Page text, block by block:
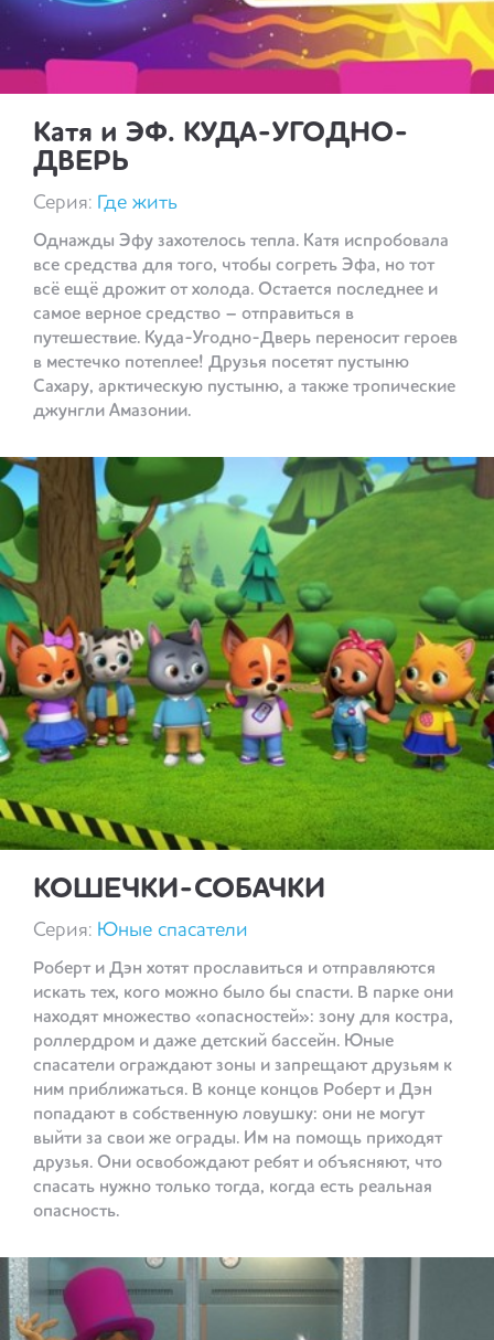
Катя и ЭФ. КУДА-УГОДНО-
ДВЕРЬ
Серия: Где жить
Однажды Эфу захотелось тепла. Катя испробовала
все средства для того, чтобы согреть Эфа, но тот
всё ещё дрожит от холода. Остается последнее и
самое верное средство – отправиться в
путешествие. Куда-Угодно-Дверь переносит героев
в местечко потеплее! Друзья посетят пустыню
Сахару, арктическую пустыню, а также тропические
джунгли Амазонии.
КОШЕЧКИ-СОБАЧКИ
Серия: Юные спасатели
Роберт и Дэн хотят прославиться и отправляются
искать тех, кого можно было бы спасти. В парке они
находят множество «опасностей»: зону для костра,
роллердром и даже детский бассейн. Юные
спасатели ограждают зоны и запрещают друзьям к
ним приближаться. В конце концов Роберт и Дэн
попадают в собственную ловушку: они не могут
выйти за свои же ограды. Им на помощь приходят
друзья. Они освобождают ребят и объясняют, что
спасать нужно только тогда, когда есть реальная
опасность.